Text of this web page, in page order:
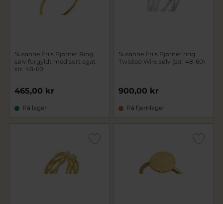
Susanne Friis Bjørner Ring
sølv forgyldt med sort agat
str. 48-60
465,00 kr
På lager
Susanne Friis Bjørner ring
Twisted Wire sølv (str. 48-60)
900,00 kr
På fjernlager